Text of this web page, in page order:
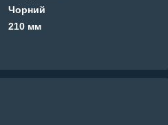
Чорний
210 мм